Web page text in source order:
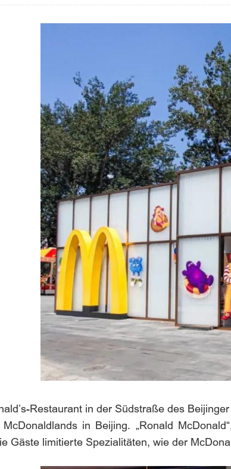
Restaurant in der Südstraße des
in Beijing. „Ronald
Gäste limitierte Spezialitäten, wie der